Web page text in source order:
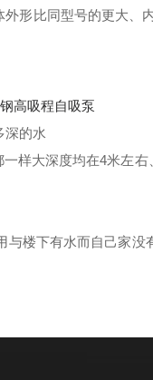
形比同型号的更大
高吸程自吸泵
深的水
样大深度均在4米左
楼下有水而自己家